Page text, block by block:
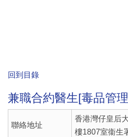
回到目錄
兼職合約醫生[毒品管
聯絡地址
香港灣仔皇后
樓1807室衞生